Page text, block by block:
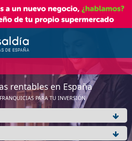
rentables en España
PARA TU INVERSIÓN